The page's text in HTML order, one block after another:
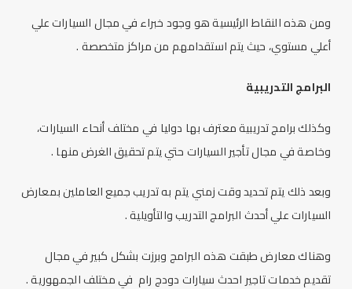
ومن هذه النقاط الرئيسية هو وجود خبراء في مجال السيارات علي
أعلي مستوي، حيث يتم استقدامهم من مراكز متخصصة .
البرامج التدريبية
وكذلك برامج تدريبية معترف بها دوليا في مختلف أنحاء السيارات،
وخاصة في مجال تأجير السيارات حتي يتم تحقيق الغرض منها .
وبعد ذلك يتم تحديد وقت زمني يتم به تدريب جميع العاملين بمعارض
السيارات علي أحدث البرامج التدريب والتأويلية .
وهناك معارض طبقت هذه البرامج وبرزت بشكل كبير في مجال
تقديم خدمات تاجير احدث سيارات دودج رام في مختلف الجمهورية .